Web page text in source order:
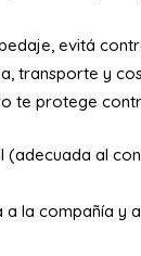
evitá
transporte y
te protege
al
la compañía y